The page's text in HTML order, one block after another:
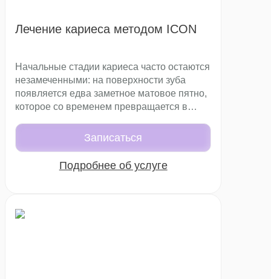
Лечение кариеса методом ICON
Начальные стадии кариеса часто остаются
незамеченными: на поверхности зуба
появляется едва заметное матовое пятно,
которое со временем превращается в
Традиционно лечение связано со
сверлением и использованием
бормашины, что не всегда целесообразно
на ранних стадиях. Современная
технология позволяет лечить кариес на
Записаться
Подробнее об услуге